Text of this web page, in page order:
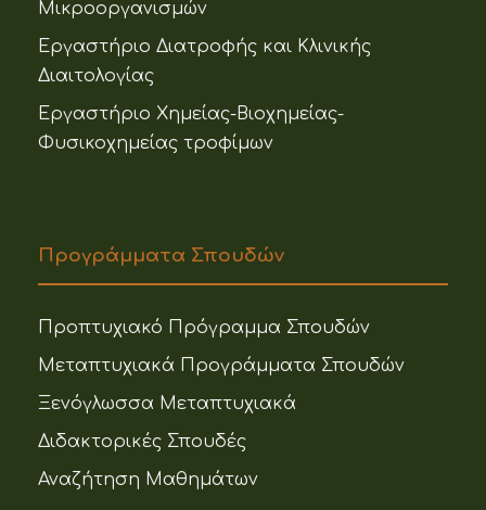
Μικροοργανισμών
Εργαστήριο Διατροφής και Κλινικής
Διαιτολογίας
Εργαστήριο Χημείας-Βιοχημείας-
Φυσικοχημείας τροφίμων
Προγράμματα Σπουδών
Προπτυχιακό Πρόγραμμα Σπουδών
Μεταπτυχιακά Προγράμματα Σπουδών
Ξενόγλωσσα Μεταπτυχιακά
Διδακτορικές Σπουδές
Αναζήτηση Μαθημάτων